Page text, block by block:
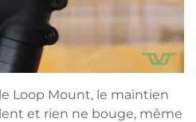
Loop Mount, le maintien
et rien ne bouge, même